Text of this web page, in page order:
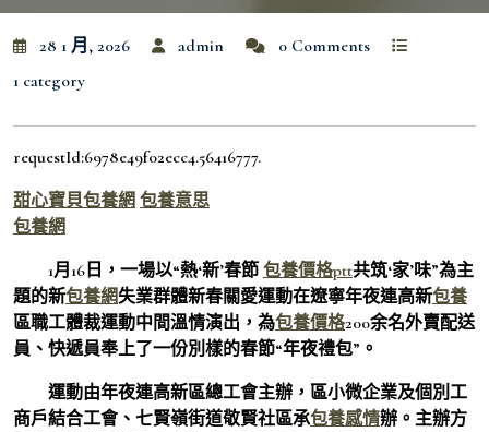
28 1 月, 2026 admin
0 Comments
1 category
requestId:6978e49f02ecc4.56416777.
甜心寶貝包養網 包養意思
包養網
1月16日，一場以“熱‘新’春節 包養價格ptt共筑‘家’味”為主
題的新包養網失業群體新春關愛運動在遼寧年夜連高新包養
區職工體裁運動中間溫情演出，為包養價格200余名外賣配送
員、快遞員奉上了一份別樣的春節“年夜禮包”。
運動由年夜連高新區總工會主辦，區小微企業及個別工
商戶結合工會、七賢嶺街道敬賢社區承包養感情辦。主辦方